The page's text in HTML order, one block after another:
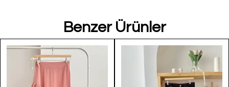
edilmektedir.
Bu nedenle
iade
bulunmamaktadır,
Benzer Ürünler